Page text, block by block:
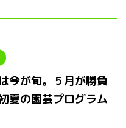
今が旬。５月が勝負
夏の園芸プログラム